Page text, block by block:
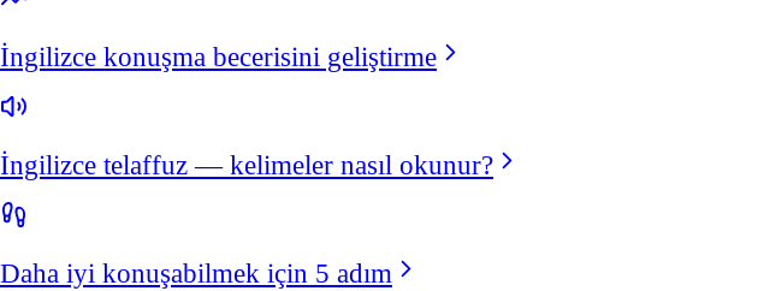
İngilizce konuşma becerisini geliştirme
İngilizce telaffuz — kelimeler nasıl okunur?
Daha iyi konuşabilmek için 5 adım